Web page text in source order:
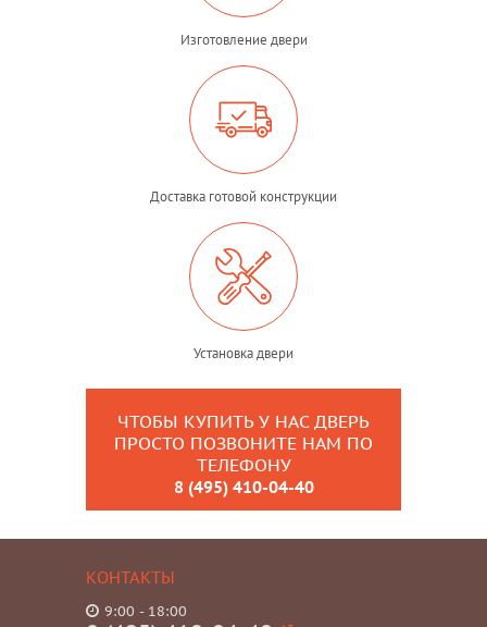
Изготовление двери
Доставка готовой конструкции
Установка двери
ЧТОБЫ КУПИТЬ У НАС ДВЕРЬ
ПРОСТО ПОЗВОНИТЕ НАМ ПО
ТЕЛЕФОНУ
8 (495) 410-04-40
КОНТАКТЫ
9:00 - 18:00